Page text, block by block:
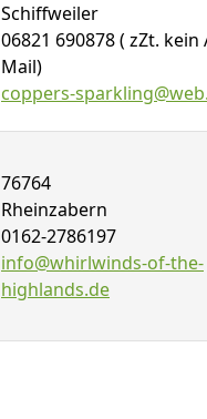
Schiffweiler
06821 690878 ( zZt. kein
Mail)
coppers-
76764
Rheinzabern
0162-2786197
info@whirlwinds-of-the-
highlands.de